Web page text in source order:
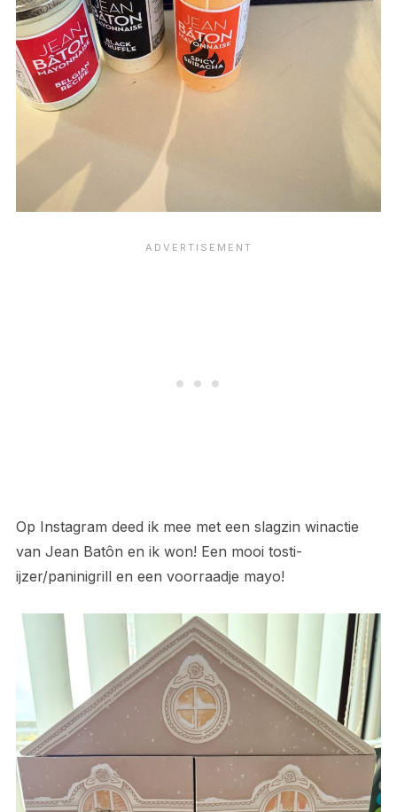
Op Instagram deed ik mee met een slagzin winactie
van Jean Batôn en ik won! Een mooi tosti-
ijzer/paninigrill en een voorraadje mayo!